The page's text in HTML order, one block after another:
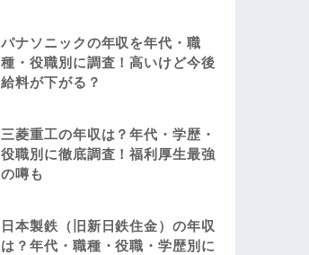
パナソニックの年収を年代・職
種・役職別に調査！高いけど今後
給料が下がる？
三菱重工の年収は？年代・学歴・
役職別に徹底調査！福利厚生最強
の噂も
日本製鉄（旧新日鉄住金）の年収
は？年代・職種・役職・学歴別に